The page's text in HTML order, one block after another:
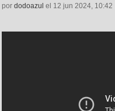
por dodoazul el 12 jun 2024, 10:42